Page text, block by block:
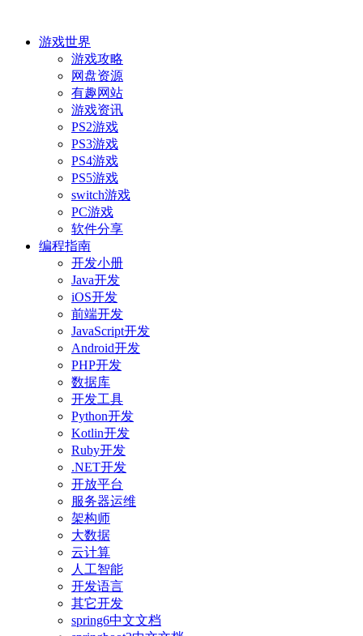
游戏世界
游戏攻略
网盘资源
有趣网站
游戏资讯
PS2游戏
PS3游戏
PS4游戏
PS5游戏
switch游戏
PC游戏
软件分享
编程指南
开发小册
Java开发
iOS开发
前端开发
JavaScript开发
Android开发
PHP开发
数据库
开发工具
Python开发
Kotlin开发
Ruby开发
.NET开发
开放平台
服务器运维
架构师
大数据
云计算
人工智能
开发语言
其它开发
spring6中文文档